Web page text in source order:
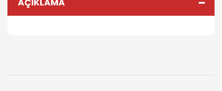
AÇIKLAMA